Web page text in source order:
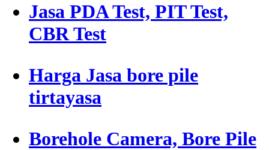
Jasa PDA Test, PIT Test,
CBR Test
Harga Jasa bore pile
tirtayasa
Borehole Camera, Bore Pile